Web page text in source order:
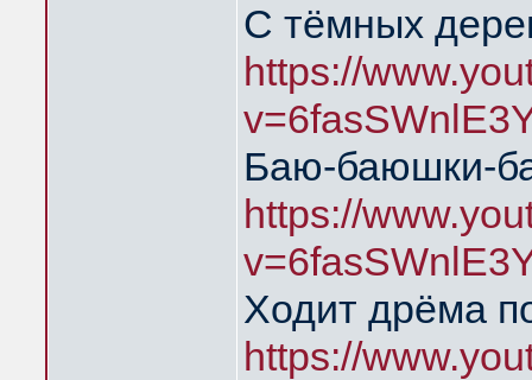
С тёмных
https://
Баю-баюшки-
https://
Ходит дрёма
https://